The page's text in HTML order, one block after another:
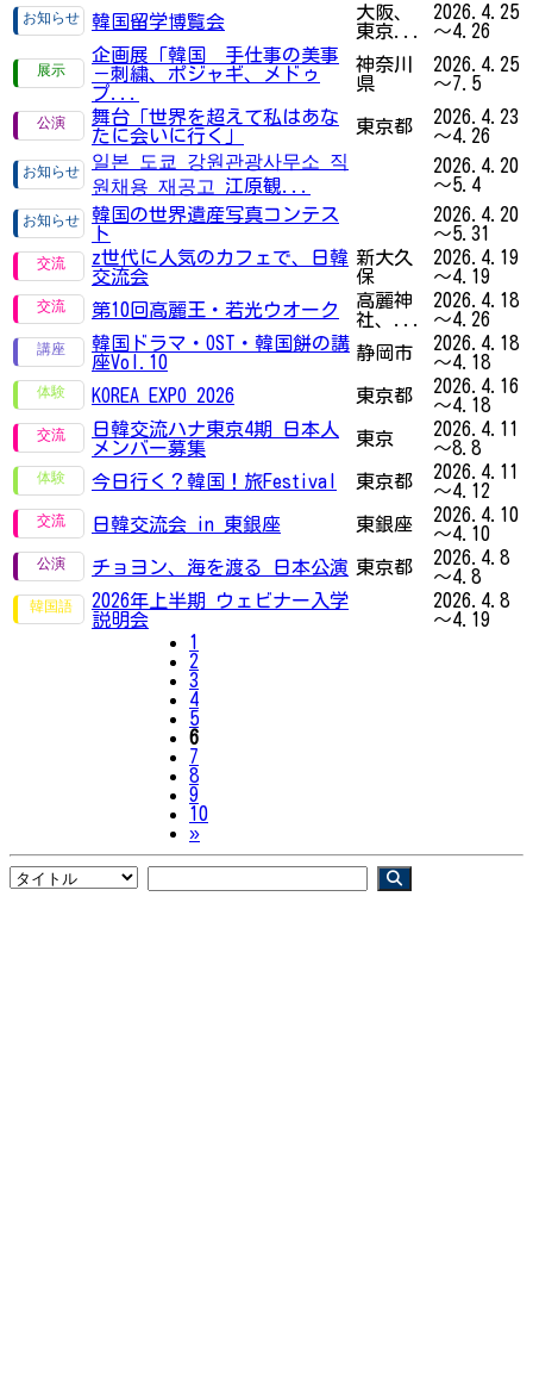
韓国留学博覧会
大阪、
東京...
2026.4.25
～4.26
企画展「韓国 手仕事の美事
－刺繍、ポジャギ、メドゥ
プ...
神奈川
県
2026.4.25
～7.5
舞台「世界を超えて私はあな
たに会いに行く」
東京都
2026.4.23
～4.26
일본 도쿄 강원관광사무소 직
원채용 재공고 江原観...
2026.4.20
～5.4
韓国の世界遺産写真コンテス
ト
2026.4.20
～5.31
z世代に人気のカフェで、日韓
交流会
新大久
保
2026.4.19
～4.19
第10回高麗王・若光ウオーク
高麗神
社、...
2026.4.18
～4.26
韓国ドラマ・OST・韓国餅の講
座Vol.10
静岡市
2026.4.18
～4.18
KOREA EXPO 2026
東京都
2026.4.16
～4.18
日韓交流ハナ東京4期 日本人
メンバー募集
東京
2026.4.11
～8.8
今日行く？韓国！旅Festival
東京都
2026.4.11
～4.12
日韓交流会 in 東銀座
東銀座
2026.4.10
～4.10
チョヨン、海を渡る 日本公演 東京都
2026.4.8
～4.8
2026年上半期 ウェビナー入学
説明会
2026.4.8
～4.19
1
2
3
4
5
6
7
8
9
10
»Next